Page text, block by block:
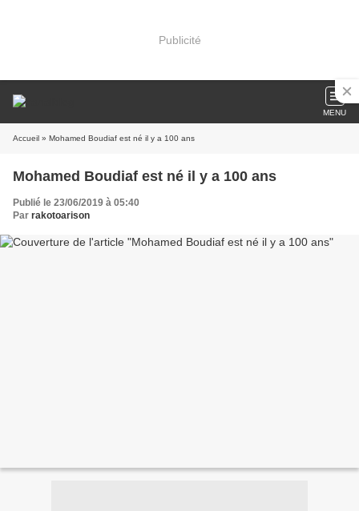
Publicité
MENU
Accueil » Mohamed Boudiaf est né il y a 100 ans
Mohamed Boudiaf est né il y a 100 ans
Publié le 23/06/2019 à 05:40
Par rakotoarison